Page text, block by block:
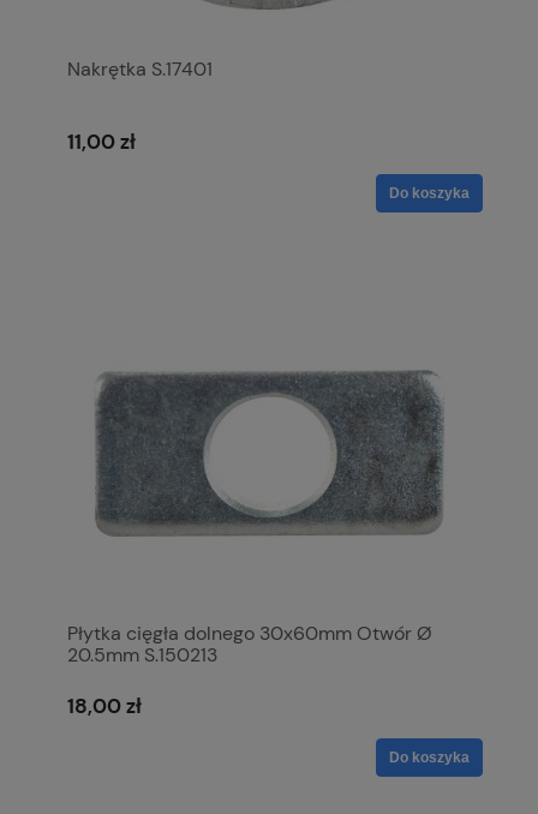
Nakrętka S.17401
11,00 zł
Do koszyka
Płytka cięgła dolnego 30x60mm Otwór Ø
20.5mm S.150213
18,00 zł
Do koszyka